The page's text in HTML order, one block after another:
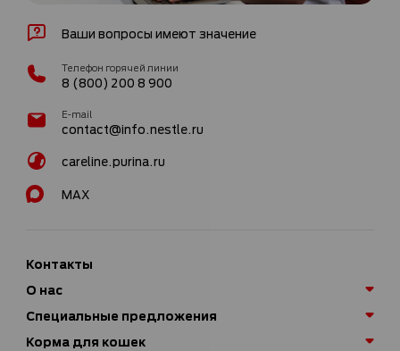
Ваши вопросы имеют значение
Телефон горячей линии
8 (800) 200 8 900
E-mail
contact@info.nestle.ru
careline.purina.ru
MAX
Контакты
О нас
Специальные предложения
Корма для кошек